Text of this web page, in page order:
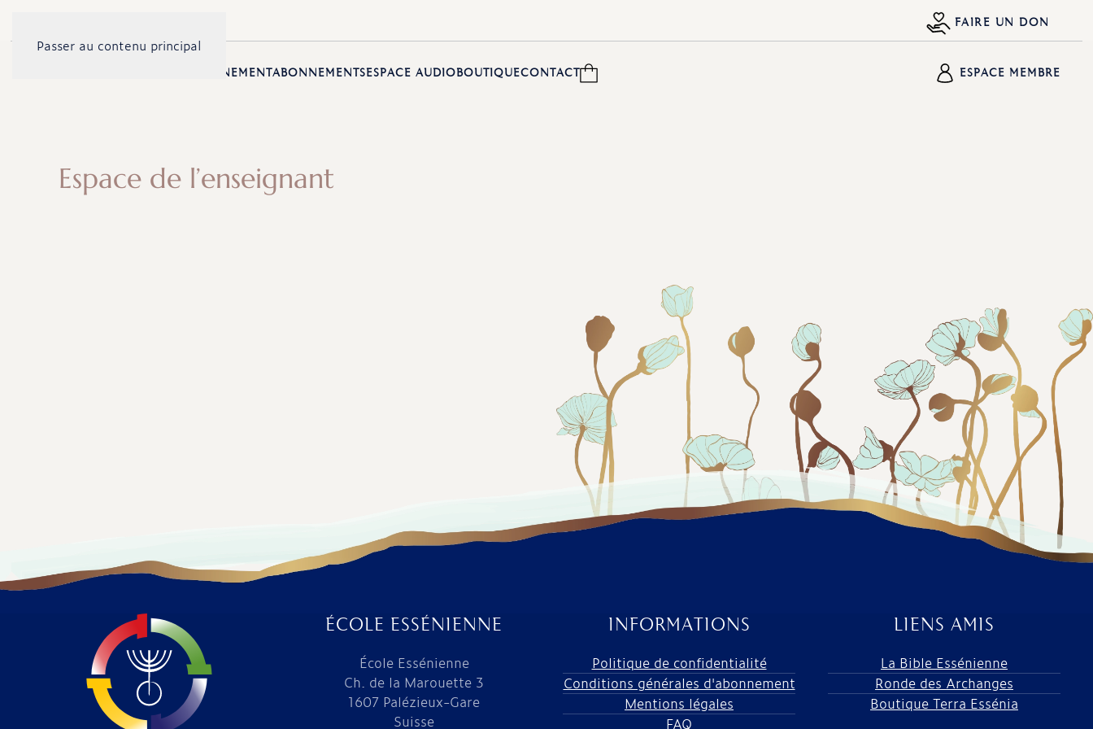
Passer au contenu principal
FAIRE UN DON
ENSEIGNEMENTABONNEMENTSESPACE AUDIOBOUTIQUECONTACT ESPACE MEMBRE
Espace de l’enseignant
ÉCOLE ESSÉNIENNE
École Essénienne
Ch. de la Marouette 3
1607 Palézieux-Gare
Suisse
INFORMATIONS
Politique de confidentialité
Conditions générales d'abonnement
Mentions légales
FAQ
LIENS AMIS
La Bible Essénienne
Ronde des Archanges
Boutique Terra Essénia